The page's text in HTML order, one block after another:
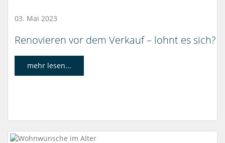
03. Mai 2023
Renovieren vor dem Verkauf – lohnt es sich?
mehr lesen...